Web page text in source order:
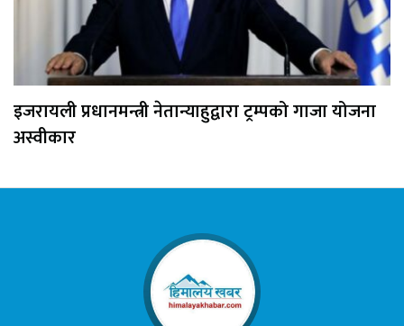
इजरायली प्रधानमन्त्री नेतान्याहुद्वारा ट्रम्पको गाजा योजना
अस्वीकार